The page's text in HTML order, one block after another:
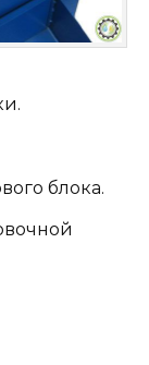
блока.